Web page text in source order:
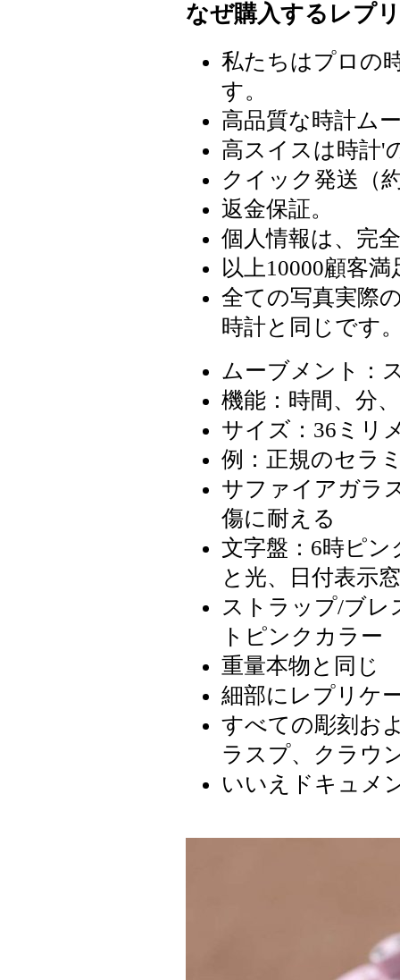
なぜ購入するレプ
私たちはプロの
す。
高品質な時計ム
高スイスは時計'
クイック発送（
返金保証。
個人情報は、完
以上10000顧客満
全ての写真実際
時計と同じです
ムーブメント：
機能：時間、分
サイズ：36ミリ
例：正規のセラ
サファイアガラ
傷に耐える
文字盤：6時ピ
と光、日付表示窓
ストラップ/ブレ
トピンクカラー
重量本物と同じ
細部にレプリケ
すべての彫刻お
ラスプ、クラウ
いいえドキュメ